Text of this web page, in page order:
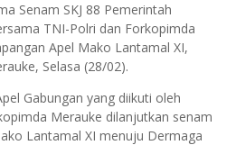
Senam SKJ 88 Pemerintah
TNI-Polri dan Forkopimda
Apel Mako Lantamal XI,
Selasa (28/02).
Gabungan yang diikuti oleh
Merauke dilanjutkan senam
Lantamal XI menuju Dermaga